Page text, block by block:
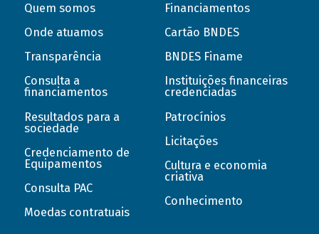
Quem somos
Onde atuamos
Transparência
Consulta a
financiamentos
Resultados para a
sociedade
Credenciamento de
Equipamentos
Consulta PAC
Moedas contratuais
Financiamentos
Cartão BNDES
BNDES Finame
Instituições financeiras
credenciadas
Patrocínios
Licitações
Cultura e economia
criativa
Conhecimento